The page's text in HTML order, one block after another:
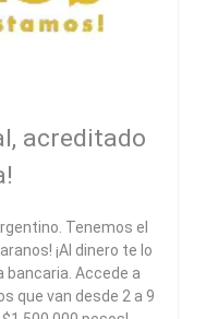
acreditado
Tenemos el
¡Al dinero te lo
bancaria. Accede a
que van desde 2 a 9